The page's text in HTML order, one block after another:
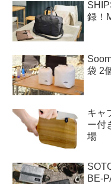
録！
袋 2
キャ
ー付
場
BE-